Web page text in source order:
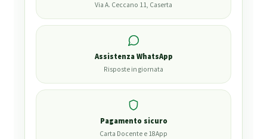
Via A. Ceccano 11, Caserta
Assistenza WhatsApp
Risposte in giornata
Pagamento sicuro
Carta Docente e 18App